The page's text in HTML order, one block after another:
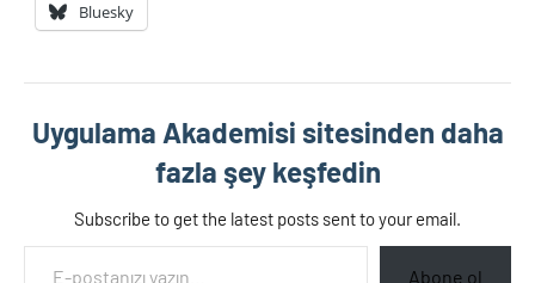
Bluesky
Uygulama Akademisi sitesinden daha
fazla şey keşfedin
Subscribe to get the latest posts sent to your email.
E-postanızı yazın…
Abone ol